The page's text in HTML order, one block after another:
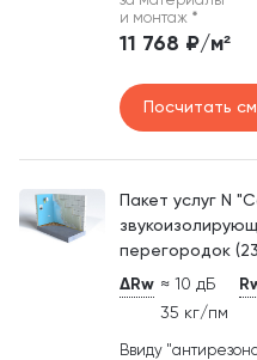
и монтаж *
11 768 ₽/м²
Посчитать
Пакет услуг N
перегородок
ΔRw ≈ 10 дБ
35 кг/пм
Ввиду